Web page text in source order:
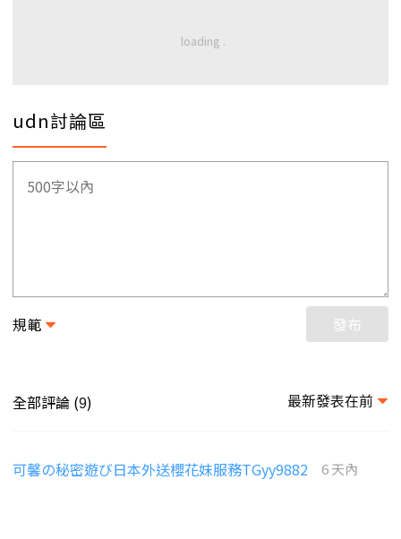
udn討論區
規範 發布
全部評論 (9) 最新發表在前
可馨の秘密遊び日本外送櫻花妹服務TGyy9882 6 天內